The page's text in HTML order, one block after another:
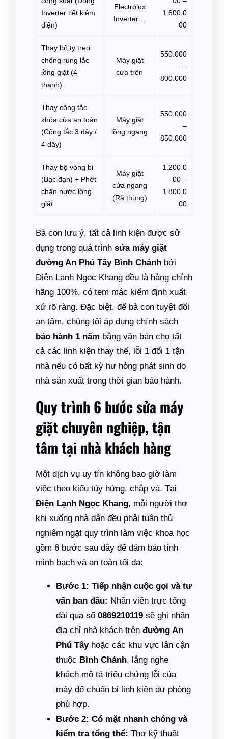
Inverter tiết kiệm
điện)
Electrolux
Inverter…
1.600.0
00
Thay bộ ty treo
chống rung lắc
lồng giặt (4
thanh)
Máy giặt
cửa trên
550.000
–
800.000
Thay công tắc
khóa cửa an toàn
(Công tắc 3 dây /
4 dây)
Máy giặt
lồng ngang
550.000
–
850.000
Thay bộ vòng bi
(Bạc đạn) + Phớt
chặn nước lồng
giặt
Máy giặt
cửa ngang
(Rã thùng)
1.200.0
00 –
1.800.0
00
Bà con lưu ý, tất cả linh kiện được sử
dụng trong quá trình sửa máy giặt
đường An Phú Tây Bình Chánh bởi
Điện Lạnh Ngọc Khang đều là hàng chính
hãng 100%, có tem mác kiểm định xuất
xứ rõ ràng. Đặc biệt, để bà con tuyệt đối
an tâm, chúng tôi áp dụng chính sách
bảo hành 1 năm bằng văn bản cho tất
cả các linh kiện thay thế, lỗi 1 đổi 1 tận
nhà nếu có bất kỳ hư hỏng phát sinh do
nhà sản xuất trong thời gian bảo hành.
Quy trình 6 bước sửa máy
giặt chuyên nghiệp, tận
tâm tại nhà khách hàng
Một dịch vụ uy tín không bao giờ làm
việc theo kiểu tùy hứng, chắp vá. Tại
Điện Lạnh Ngọc Khang, mỗi người thợ
khi xuống nhà dân đều phải tuân thủ
nghiêm ngặt quy trình làm việc khoa học
gồm 6 bước sau đây để đảm bảo tính
minh bạch và an toàn tối đa:
Bước 1: Tiếp nhận cuộc gọi và tư
vấn ban đầu: Nhân viên trực tổng
đài qua số 0869210119 sẽ ghi nhận
địa chỉ nhà khách trên đường An
Phú Tâyhoặc các khu vực lân cận
thuộc Bình Chánh, lắng nghe
khách mô tả triệu chứng lỗi của
máy để chuẩn bị linh kiện dự phòng
phù hợp.
Bước 2: Có mặt nhanh chóng và
kiểm tra tổng thể: Thợ kỹ thuật